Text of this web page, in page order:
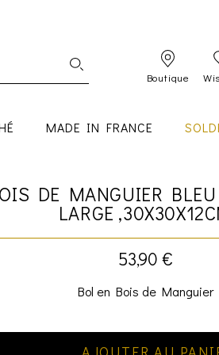
Boutique
MADE IN FRANCE
DE MANGUIER
LARGE
53,90 €
Bol en Bois de Manguier